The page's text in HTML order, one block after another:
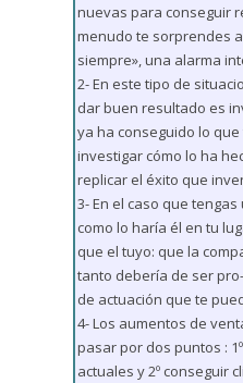
nuevas para conseguir
menudo te sorprendes
siempre», una alarma
2- En este tipo de
dar buen resultado es
ya ha conseguido lo
investigar cómo lo ha
replicar el éxito que
3- En el caso que
como lo haría él en tu
que el tuyo: que la
tanto debería de ser
de actuación que te
4- Los aumentos de
pasar por dos puntos :
actuales y 2º conseguir